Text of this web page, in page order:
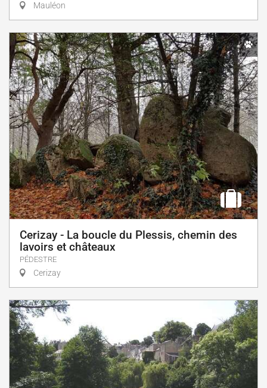
Mauléon
Cerizay - La boucle du Plessis, chemin des
lavoirs et châteaux
PÉDESTRE
Cerizay